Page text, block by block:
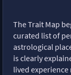
The Trait Map
curated list of
astrological
is clearly
lived